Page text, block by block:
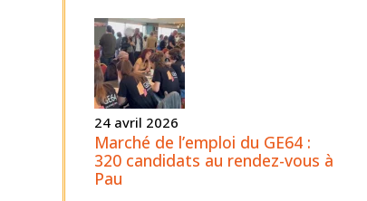
24 avril 2026
Marché de l’emploi du GE64 :
320 candidats au rendez-vous à
Pau